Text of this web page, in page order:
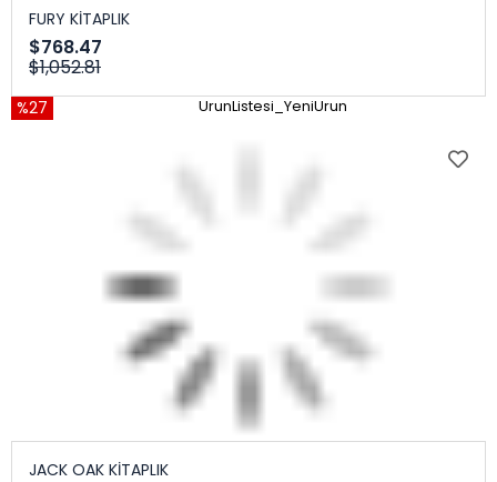
FURY KİTAPLIK
$768.47
$1,052.81
%27 UrunListesi_YeniUrun
JACK OAK KİTAPLIK